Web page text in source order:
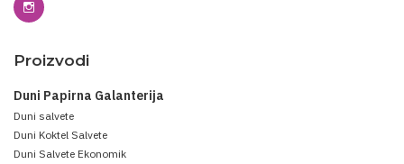
Proizvodi
Duni Papirna Galanterija
Duni salvete
Duni Koktel Salvete
Duni Salvete Ekonomik